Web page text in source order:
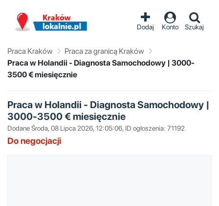
Dodaj Konto Szukaj
Praca Kraków
Praca za granicą Kraków
Praca w Holandii - Diagnosta Samochodowy | 3000-
3500 € miesięcznie
Praca w Holandii - Diagnosta Samochodowy |
3000-3500 € miesięcznie
Dodane Środa, 08 Lipca 2026, 12:05:06, ID ogłoszenia: 71192
Do negocjacji